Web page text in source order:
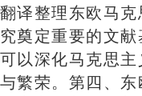
译整理东欧马
奠定重要的文
以深化马克思
繁荣。第四、